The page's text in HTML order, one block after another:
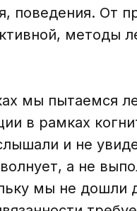
поведения. От
методы
мы пытаемся
в рамках
и не
а не
мы не дошли